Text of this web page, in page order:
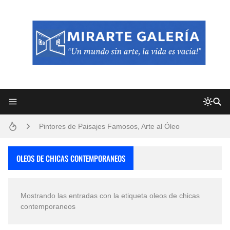
Pintores de Paisajes Famosos, Arte al Óleo
OLEOS DE CHICAS CONTEMPORANEOS
Mostrando las entradas con la etiqueta oleos de chicas
contemporaneos